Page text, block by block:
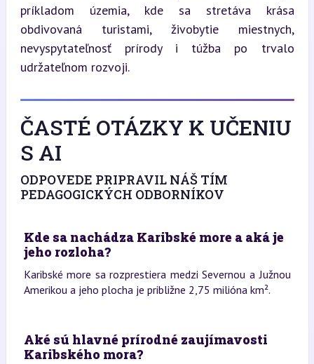
príkladom územia, kde sa stretáva krása
obdivovaná turistami, živobytie miestnych,
nevyspytateľnosť prírody i túžba po trvalo
udržateľnom rozvoji.
ČASTÉ OTÁZKY K UČENIU
S AI
ODPOVEDE PRIPRAVIL NÁŠ TÍM
PEDAGOGICKÝCH ODBORNÍKOV
Kde sa nachádza Karibské more a aká je
jeho rozloha?
Karibské more sa rozprestiera medzi Severnou a Južnou
Amerikou a jeho plocha je približne 2,75 milióna km².
Aké sú hlavné prírodné zaujímavosti
Karibského mora?